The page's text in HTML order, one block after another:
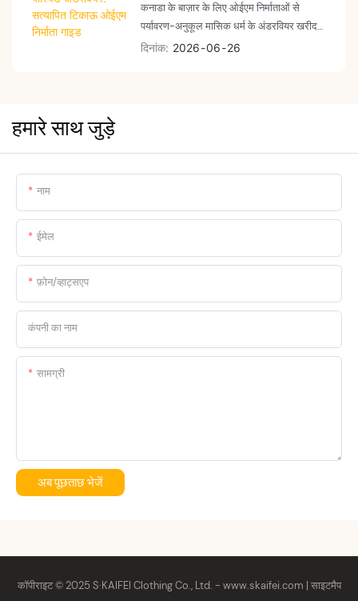
कनाडा के बाज़ार के लिए ओईएम निर्माताओं से
पर्यावरण-अनुकूल मासिक धर्म के अंडरवियर खरीदने
के लिए एक खरीदार मार्गदर्शिका। इसमें बांस, जैविक
दिनांक 2026 06 26
हमारे साथ जुड़े
नाम
ईमेल
फ़ोन/व्हाट्सएप
कंपनी का नाम
सामग्री
अब पूछताछ भेजें
कॉपीराइट © 2025 S·KAIFEI Clothing Co., Ltd. - www.skaifei.com | साइटमैप